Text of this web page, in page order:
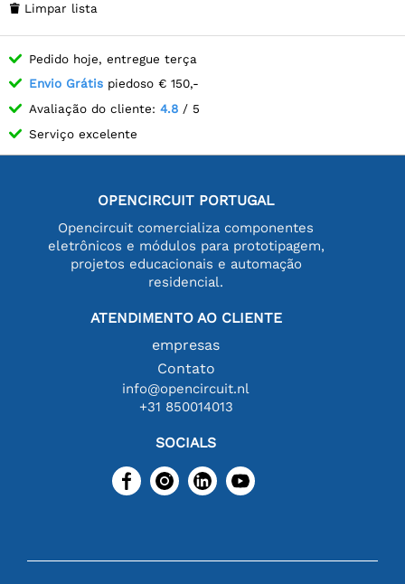
 Limpar lista
Pedido hoje, entregue terça
Envio Grátis piedoso € 150,-
Avaliação do cliente: 4.8 / 5
Serviço excelente
OPENCIRCUIT PORTUGAL
Opencircuit comercializa componentes
eletrônicos e módulos para prototipagem,
projetos educacionais e automação
residencial.
ATENDIMENTO AO CLIENTE
empresas
Contato
info@opencircuit.nl
+31 850014013
SOCIALS